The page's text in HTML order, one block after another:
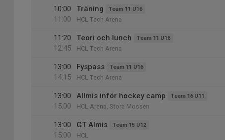
10:00
11:00
Träning Team 11 U16
HCL Tech Arena
11:20
12:45
Teori och lunch Team 11 U16
HCL Tech Arena
13:00
14:15
Fyspass Team 11 U16
HCL Tech Arena
13:00
15:00
Allmis inför hockey camp Team 16 U11
HCL Arena, Stora Mossen
13:00
15:00
GT Almis Team 15 U12
HCL